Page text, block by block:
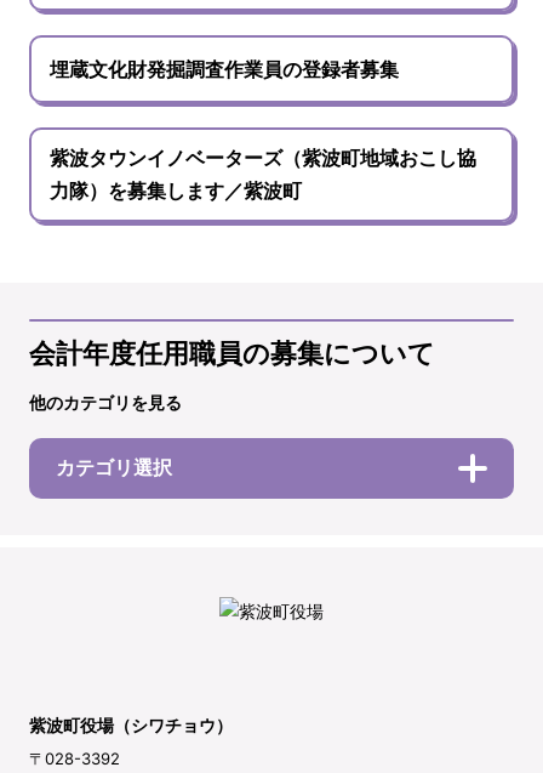
埋蔵文化財発掘調査作業員の登録者募集
紫波タウンイノベーターズ（紫波町地域おこし協
力隊）を募集します／紫波町
会計年度任用職員の募集について
他のカテゴリを見る
カテゴリ選択
紫波町役場（シワチョウ）
〒028-3392